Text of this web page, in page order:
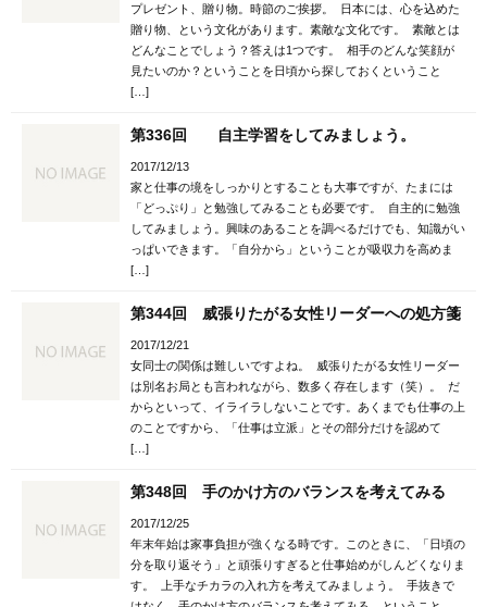
プレゼント、贈り物。時節のご挨拶。 日本には、心を込めた
贈り物、という文化があります。素敵な文化です。 素敵とは
どんなことでしょう？答えは1つです。 相手のどんな笑顔が
見たいのか？ということを日頃から探しておくということ
[…]
第336回 自主学習をしてみましょう。
2017/12/13
家と仕事の境をしっかりとすることも大事ですが、たまには
「どっぷり」と勉強してみることも必要です。 自主的に勉強
してみましょう。興味のあることを調べるだけでも、知識がい
っぱいできます。「自分から」ということが吸収力を高めま
[…]
第344回 威張りたがる女性リーダーへの処方箋
2017/12/21
女同士の関係は難しいですよね。 威張りたがる女性リーダー
は別名お局とも言われながら、数多く存在します（笑）。 だ
からといって、イライラしないことです。あくまでも仕事の上
のことですから、「仕事は立派」とその部分だけを認めて
[…]
第348回 手のかけ方のバランスを考えてみる
2017/12/25
年末年始は家事負担が強くなる時です。このときに、「日頃の
分を取り返そう」と頑張りすぎると仕事始めがしんどくなりま
す。 上手なチカラの入れ方を考えてみましょう。 手抜きで